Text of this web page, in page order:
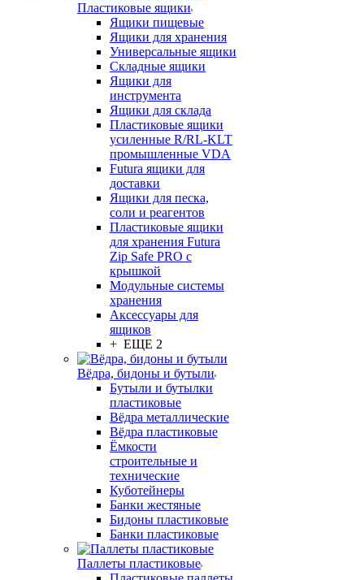
Пластиковые ящики
Ящики пищевые
Ящики для хранения
Универсальные ящики
Складные ящики
Ящики для
инструмента
Ящики для склада
Пластиковые ящики
усиленные R/RL-KLT
промышленные VDA
Futura ящики для
доставки
Ящики для песка,
соли и реагентов
Пластиковые ящики
для хранения Futura
Zip Safe PRO с
крышкой
Модульные системы
хранения
Аксессуары для
ящиков
+ ЕЩЕ 2
Вёдра, бидоны и бутыли
Бутыли и бутылки
пластиковые
Вёдра металлические
Вёдра пластиковые
Ёмкости
строительные и
технические
Куботейнеры
Банки жестяные
Бидоны пластиковые
Банки пластиковые
Паллеты пластиковые